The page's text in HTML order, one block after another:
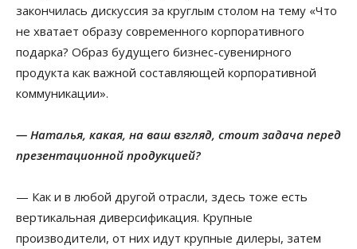
закончилась дискуссия за круглым столом на тему «Что
не хватает образу современного корпоративного
подарка? Образ будущего бизнес-сувенирного
продукта как важной составляющей корпоративной
коммуникации».
— Наталья, какая, на ваш взгляд, стоит задача перед
презентационной продукцией?
— Как и в любой другой отрасли, здесь тоже есть
вертикальная диверсификация. Крупные
производители, от них идут крупные дилеры, затем